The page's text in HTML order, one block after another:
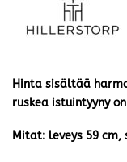
Hinta sisältää
ruskea istuintyyny
Mitat: leveys 59 cm,